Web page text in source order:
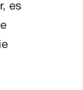
es